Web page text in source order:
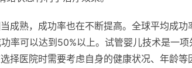
成熟，成功率也在不断提高。全球平均成
率可以达到50%以上。试管婴儿技术是一
择医院时需要考虑自身的健康状况、年龄